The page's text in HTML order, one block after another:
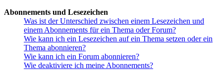
Abonnements und Lesezeichen
Was ist der Unterschied zwischen einem Lesezeichen und
einem Abonnements für ein Thema oder Forum?
Wie kann ich ein Lesezeichen auf ein Thema setzen oder ein
Thema abonnieren?
Wie kann ich ein Forum abonnieren?
Wie deaktiviere ich meine Abonnements?